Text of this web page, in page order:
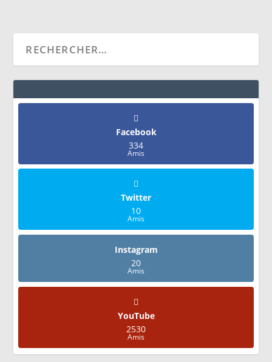
Facebook
334
Amis
Twitter
10
Amis
Instagram
20
Amis
YouTube
2530
Amis